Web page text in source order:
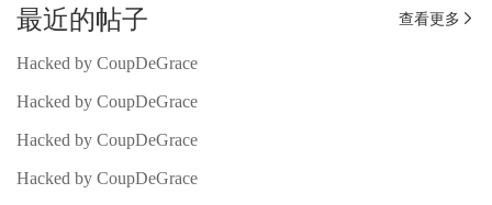
最近的帖子
查看更多 
Hacked by CoupDeGrace
Hacked by CoupDeGrace
Hacked by CoupDeGrace
Hacked by CoupDeGrace